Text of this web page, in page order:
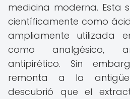
medicina moderna. Esta
científicamente como
ampliamente utilizada
como analgésico,
antipirético. Sin
remonta a la
descubrió que el